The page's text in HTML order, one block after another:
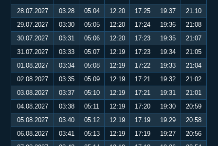
28.07.2027
03:28 05:04 12:20 17:25 19:37
21:10
29.07.2027
03:30 05:05 12:20 17:24 19:36
21:08
30.07.2027
03:31 05:06 12:20 17:23 19:35
21:07
31.07.2027
03:33 05:07 12:19 17:23 19:34
21:05
01.08.2027
03:34 05:08 12:19 17:22 19:33
21:04
02.08.2027
03:35 05:09 12:19 17:21 19:32
21:02
03.08.2027
03:37 05:10 12:19 17:21 19:31
21:01
04.08.2027
03:38 05:11 12:19 17:20 19:30
20:59
05.08.2027
03:40 05:12 12:19 17:19 19:29
20:58
06.08.2027
03:41 05:13 12:19 17:19 19:27
20:56